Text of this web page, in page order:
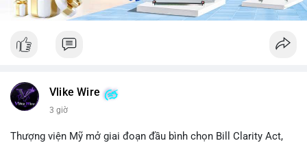
Vlike Wire
3 giờ
Thượng viện Mỹ mở giai đoạn đầu bình chọn Bill Clarity Act,